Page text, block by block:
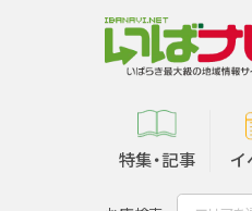
特集・記事 イ